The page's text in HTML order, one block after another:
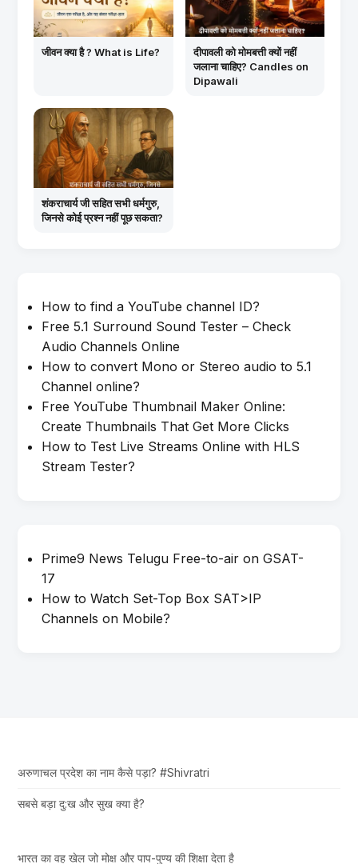
जीवन क्या है ? What is Life?
दीपावली को मोमबत्ती क्यों नहीं
जलाना चाहिए? Candles on
Dipawali
शंकराचार्य जी सहित सभी धर्मगुरु,
जिनसे कोई प्रश्न नहीं पूछ सकता?
How to find a YouTube channel ID?
Free 5.1 Surround Sound Tester – Check
Audio Channels Online
How to convert Mono or Stereo audio to 5.1
Channel online?
Free YouTube Thumbnail Maker Online:
Create Thumbnails That Get More Clicks
How to Test Live Streams Online with HLS
Stream Tester?
Prime9 News Telugu Free-to-air on GSAT-
17
How to Watch Set-Top Box SAT>IP
Channels on Mobile?
अरुणाचल प्रदेश का नाम कैसे पड़ा? #Shivratri
सबसे बड़ा दु:ख और सुख क्या है?
भारत का वह खेल जो मोक्ष और पाप-पुण्य की शिक्षा देता है